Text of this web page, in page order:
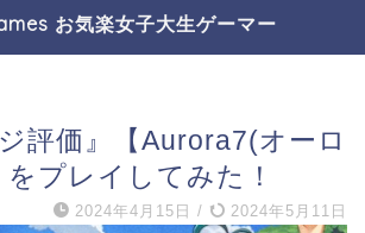
お気楽女子大生ゲーマー
評価』【Aurora7(オーロ
プレイしてみた！
2024年4月15日 / 2024年5月11日